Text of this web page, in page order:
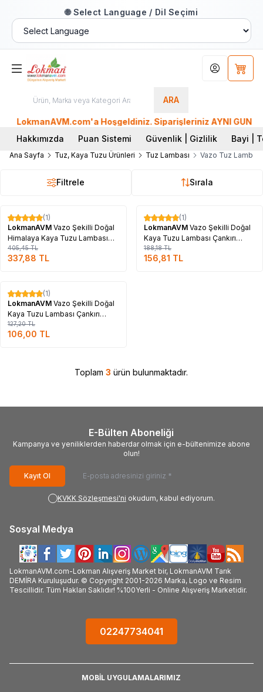
🌐 Select Language / Dil Seçimi
ARA
Hesabım
LokmanAVM.com'a Hoşgeldiniz. Siparişleriniz AYNI GÜN
Hakkımızda
Puan Sistemi Güvenlik | Gizlilik Bayi |
Ana Sayfa Tuz, Kaya Tuzu Ürünleri Tuz Lambası Vazo Tuz Lamba
Filtrele Sırala
%17
(1)
LokmanAVM Vazo Şekilli Doğal
Himalaya Kaya Tuzu Lambası
Kablolu Ampullü Pembe 2-3 Kg
405,45TL
337,88 TL
%17
(1)
LokmanAVM Vazo Şekilli Doğal
Kaya Tuzu Lambası Çankırı
Kablolu Ampullü Beyaz 3-4 Kg
188,18TL
156,81 TL
%17
(1)
LokmanAVM Vazo Şekilli Doğal
Kaya Tuzu Lambası Çankırı
Kablolu Ampullü Beyaz 1-2 Kg
127,20TL
106,00 TL
Toplam3 ürün bulunmaktadır.
E-Bülten Aboneliği
Kampanya ve yeniliklerden haberdar olmak için e-bültenimize abone
olun!
Kayıt Ol
KVKK Sözleşmesi'ni okudum, kabul ediyorum.
Sosyal Medya
LokmanAVM.com-Lokman Alışveriş Market bir, LokmanAVM Tarık
DEMİRA Kuruluşudur. © Copyright 2001-2026 Marka, Logo ve Resim
Tescillidir. Tüm Hakları Saklıdır! %100Yerli - Online Alışveriş Marketidir.
02247734041
MOBİL UYGULAMALARIMIZ